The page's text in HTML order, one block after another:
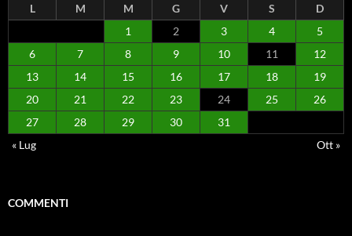
L M M G V S
D
1
2 3 4
5
6
7 8 9 10 11
12
13
14 15 16 17 18
19
20
21 22 23 24 25
26
27
28 29 30
31
« Lug
Ott »
COMMENTI